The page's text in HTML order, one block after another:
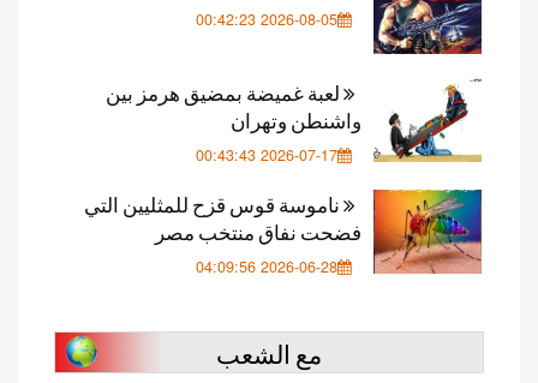
2026-08-05 00:42:23
لعبة غميضة بمضيق هرمز بين
واشنطن وتهران
2026-07-17 00:43:43
ناموسة قوس قزح للمثليين التي
فضحت نفاق منتخب مصر
2026-06-28 04:09:56
مع الشعب